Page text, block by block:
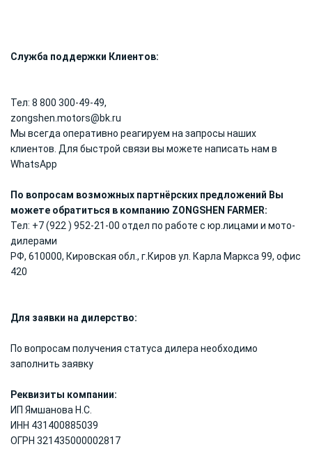
Служба поддержки Клиентов:
Тел: 8 800 300-49-49,
zongshen.motors@bk.ru
Мы всегда оперативно реагируем на запросы наших
клиентов. Для быстрой связи вы можете написать нам в
WhatsApp
По вопросам возможных партнёрских предложений Вы
можете обратиться в компанию ZONGSHEN FARMER:
Тел: +7 (922 ) 952-21-00 отдел по работе с юр.лицами и мото-
дилерами
РФ, 610000, Кировская обл., г.Киров ул. Карла Маркса 99, офис
420
Для заявки на дилерство:
По вопросам получения статуса дилера необходимо
заполнить заявку
Реквизиты компании:
ИП Ямшанова Н.С.
ИНН 431400885039
ОГРН 321435000002817